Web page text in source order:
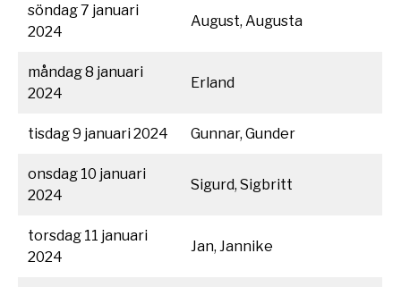
söndag 7 januari
2024
August, Augusta
måndag 8 januari
2024
Erland
tisdag 9 januari 2024 Gunnar, Gunder
onsdag 10 januari
2024
Sigurd, Sigbritt
torsdag 11 januari
2024
Jan, Jannike